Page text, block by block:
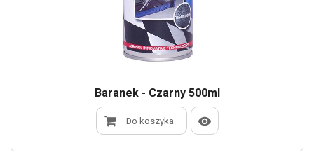
Baranek - Czarny 500ml
Do koszyka